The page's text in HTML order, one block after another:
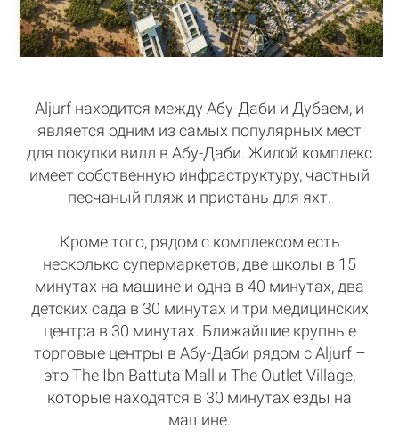
Aljurf находится между Абу-Даби и Дубаем, и
является одним из самых популярных мест
для покупки вилл в Абу-Даби. Жилой комплекс
имеет собственную инфраструктуру, частный
песчаный пляж и пристань для яхт.
Кроме того, рядом с комплексом есть
несколько супермаркетов, две школы в 15
минутах на машине и одна в 40 минутах, два
детских сада в 30 минутах и три медицинских
центра в 30 минутах. Ближайшие крупные
торговые центры в Абу-Даби рядом с Aljurf –
это The Ibn Battuta Mall и The Outlet Village,
которые находятся в 30 минутах езды на
машине.